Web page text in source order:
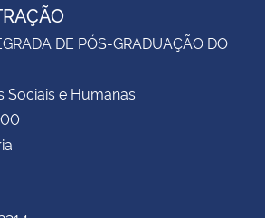
DE PÓS-GRADUAÇÃO DO
Sociais e Humanas